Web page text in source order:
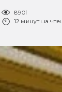
8901
12 минут на